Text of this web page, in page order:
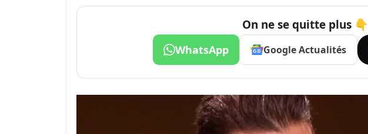
On ne se quitte plus 👇
WhatsApp Google Actualités